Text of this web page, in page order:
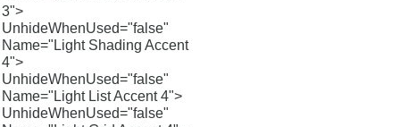
3">
UnhideWhenUsed="false"
Name="Light Shading Accent
4">
UnhideWhenUsed="false"
Name="Light List Accent 4">
UnhideWhenUsed="false"